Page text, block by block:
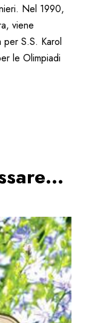
Nel 1990,
viene
S.S. Karol
le Olimpiadi